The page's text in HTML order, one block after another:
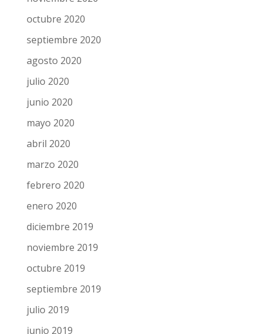
octubre 2020
septiembre 2020
agosto 2020
julio 2020
junio 2020
mayo 2020
abril 2020
marzo 2020
febrero 2020
enero 2020
diciembre 2019
noviembre 2019
octubre 2019
septiembre 2019
julio 2019
junio 2019